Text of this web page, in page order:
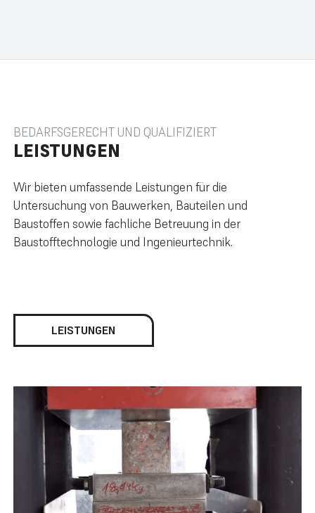
BEDARFSGERECHT UND QUALIFIZIERT
LEISTUNGEN
Wir bieten umfassende Leistungen für die
Untersuchung von Bauwerken, Bauteilen und
Baustoffen sowie fachliche Betreuung in der
Baustofftechnologie und Ingenieurtechnik.
LEISTUNGEN